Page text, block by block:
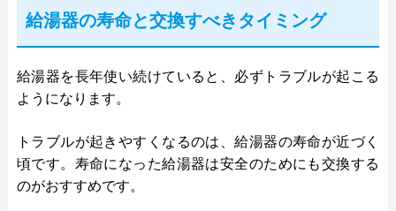
給湯器の寿命と交換すべきタイミング
給湯器を長年使い続けていると、必ずトラブルが起こる
ようになります。
トラブルが起きやすくなるのは、給湯器の寿命が近づく
頃です。寿命になった給湯器は安全のためにも交換する
のがおすすめです。